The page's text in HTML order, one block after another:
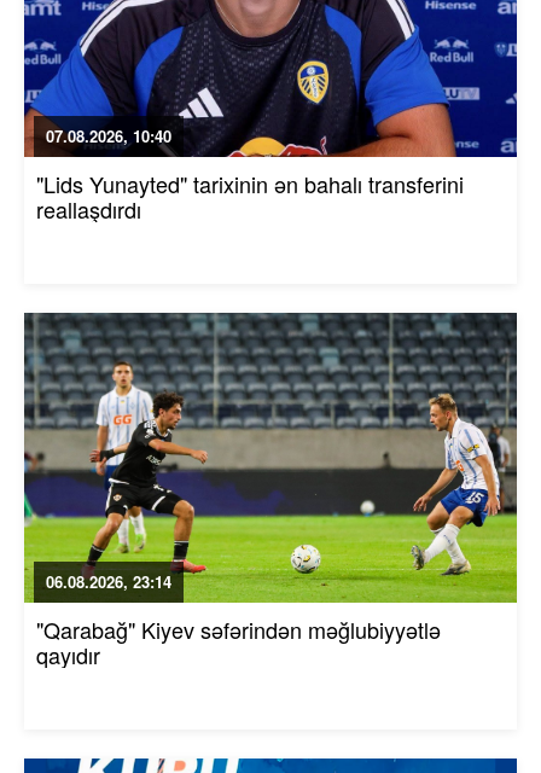
07.08.2026, 10:40
"Lids Yunayted" tarixinin ən bahalı transferini
reallaşdırdı
06.08.2026, 23:14
"Qarabağ" Kiyev səfərindən məğlubiyyətlə
qayıdır